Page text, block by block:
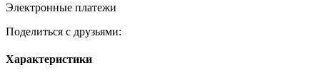
Электронные платежи
Поделиться с друзьями:
Характеристики